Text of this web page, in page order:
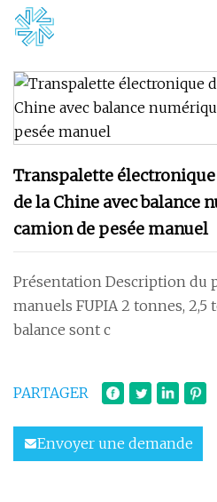
Transpalette
de la Chine avec balance
camion de pesée manuel
Présentation Description du
manuels FUPIA 2 tonnes, 2,5
balance sont c
PARTAGER
Envoyer une demande